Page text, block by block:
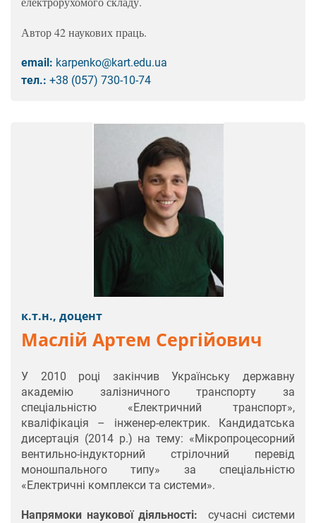
Автор 42 наукових праць.
email: karpenko@kart.edu.ua
тел.: +38 (057) 730-10-74
к.т.н., доцент
Маслій Артем Сергійович
У 2010 році закінчив Українську державну
академію залізничного транспорту за
спеціальністю «Електричний транспорт»,
кваліфікація – інженер-електрик. Кандидатська
дисертація (2014 р.) на тему: «Мікропроцесорний
вентильно-індукторний стрілочний перевід
моношпального типу» за спеціальністю
«Електричні комплекси та системи».
Напрямоки наукової діяльності: сучасні системи